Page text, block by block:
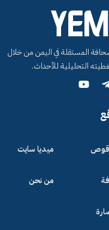
المستقلة في اليمن من خلال
التحليلية للأحداث.
ميديا سايت
من نحن